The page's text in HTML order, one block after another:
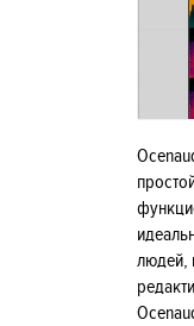
людей,